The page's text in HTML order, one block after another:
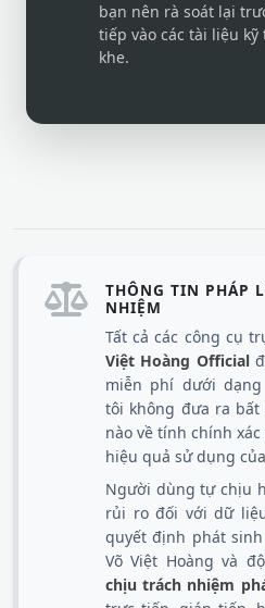
bạn nên rà soát lại
tiếp vào các tài liệu
khe.
THÔNG TIN PHÁP
NHIỆM
Tất cả các công cụ
Việt Hoàng Official
miễn phí dưới
tôi không đưa ra bất
nào về tính chính
hiệu quả sử dụng
Người dùng tự chịu
rủi ro đối với dữ
quyết định phát
Võ Việt Hoàng và
chịu trách nhiệm